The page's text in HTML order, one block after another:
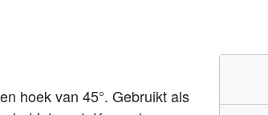
hoek van 45°. Gebruikt als